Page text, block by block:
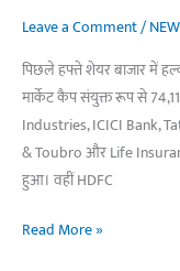
शानदार
निफ्टी
23,600
के
ऊपर
Leave a Comment/
पिछले हफ्ते शेयर बाजार में
मार्केट कैप संयुक्त रूप से
Industries, ICICI Bank,
& Toubro और Life
हुआ। वहीं HDFC
Reliance
Read More »